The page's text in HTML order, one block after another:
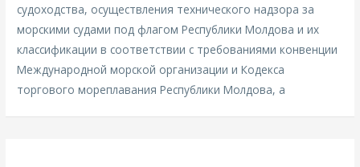
судоходства, осуществления технического надзора за
морскими судами под флагом Республики Молдова и их
классификации в соответствии с требованиями конвенции
Международной морской организации и Кодекса
торгового мореплавания Республики Молдова, а